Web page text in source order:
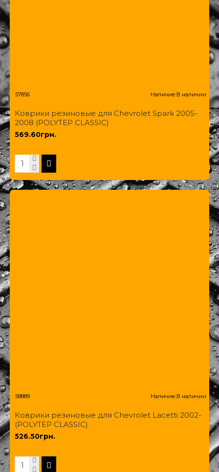
57856 Наличие:В наличии
Коврики резиновые для Chevrolet Spark 2005-
2008 (POLYTEP CLASSIC)
569.60грн.
58889 Наличие:В наличии
Коврики резиновые для Chevrolet Lacetti 2002-
(POLYTEP CLASSIC)
526.50грн.